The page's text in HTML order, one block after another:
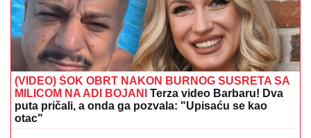
(VIDEO) ŠOK OBRT NAKON BURNOG SUSRETA SA
MILICOM NA ADI BOJANI
Terza video Barbaru! Dva
puta pričali, a onda ga pozvala: "Upisaću se kao
otac"